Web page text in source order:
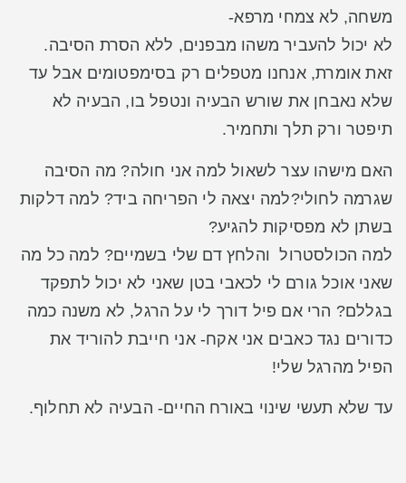
משחה, לא צמחי מרפא-
לא יכול להעביר משהו מבפנים, ללא הסרת הסיבה.
זאת אומרת, אנחנו מטפלים רק בסימפטומים אבל עד
שלא נאבחן את שורש הבעיה ונטפל בו, הבעיה לא
תיפטר ורק תלך ותחמיר.
האם מישהו עצר לשאול למה אני חולה? מה הסיבה
שגרמה לחולי?למה יצאה לי הפריחה ביד? למה דלקות
בשתן לא מפסיקות להגיע?
למה הכולסטרול והלחץ דם שלי בשמיים? למה כל מה
שאני אוכל גורם לי לכאבי בטן שאני לא יכול לתפקד
בגללם? הרי אם פיל דורך לי על הרגל, לא משנה כמה
כדורים נגד כאבים אני אקח- אני חייבת להוריד את
הפיל מהרגל שלי!
עד שלא תעשי שינוי באורח החיים- הבעיה לא תחלוף.